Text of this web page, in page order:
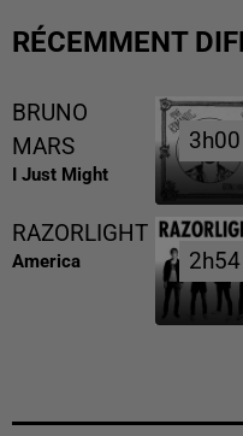
RÉCEMMENT
BRUNO
MARS
I Just Might
3h00
3h00
RAZORLIGHT
America 2h54
2h54